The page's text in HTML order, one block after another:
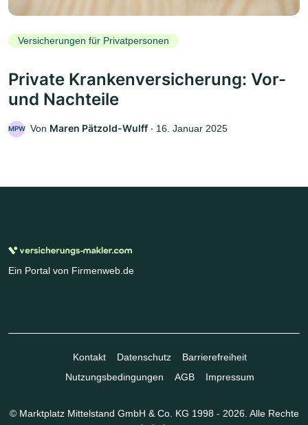
Versicherungen für Privatpersonen
Private Krankenversicherung: Vor-
und Nachteile
MPW Von Maren Pätzold-Wulff ‧ 16. Januar 2025
Ein Portal von Firmenweb.de
Kontakt Datenschutz
Barrierefreiheit
Nutzungsbedingungen
AGB Impressum
© Marktplatz Mittelstand GmbH & Co. KG 1998 - 2026. Alle Rechte